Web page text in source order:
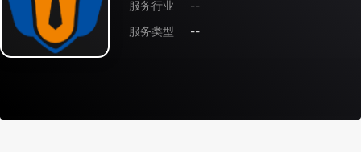
服务行业
--
服务类型
--